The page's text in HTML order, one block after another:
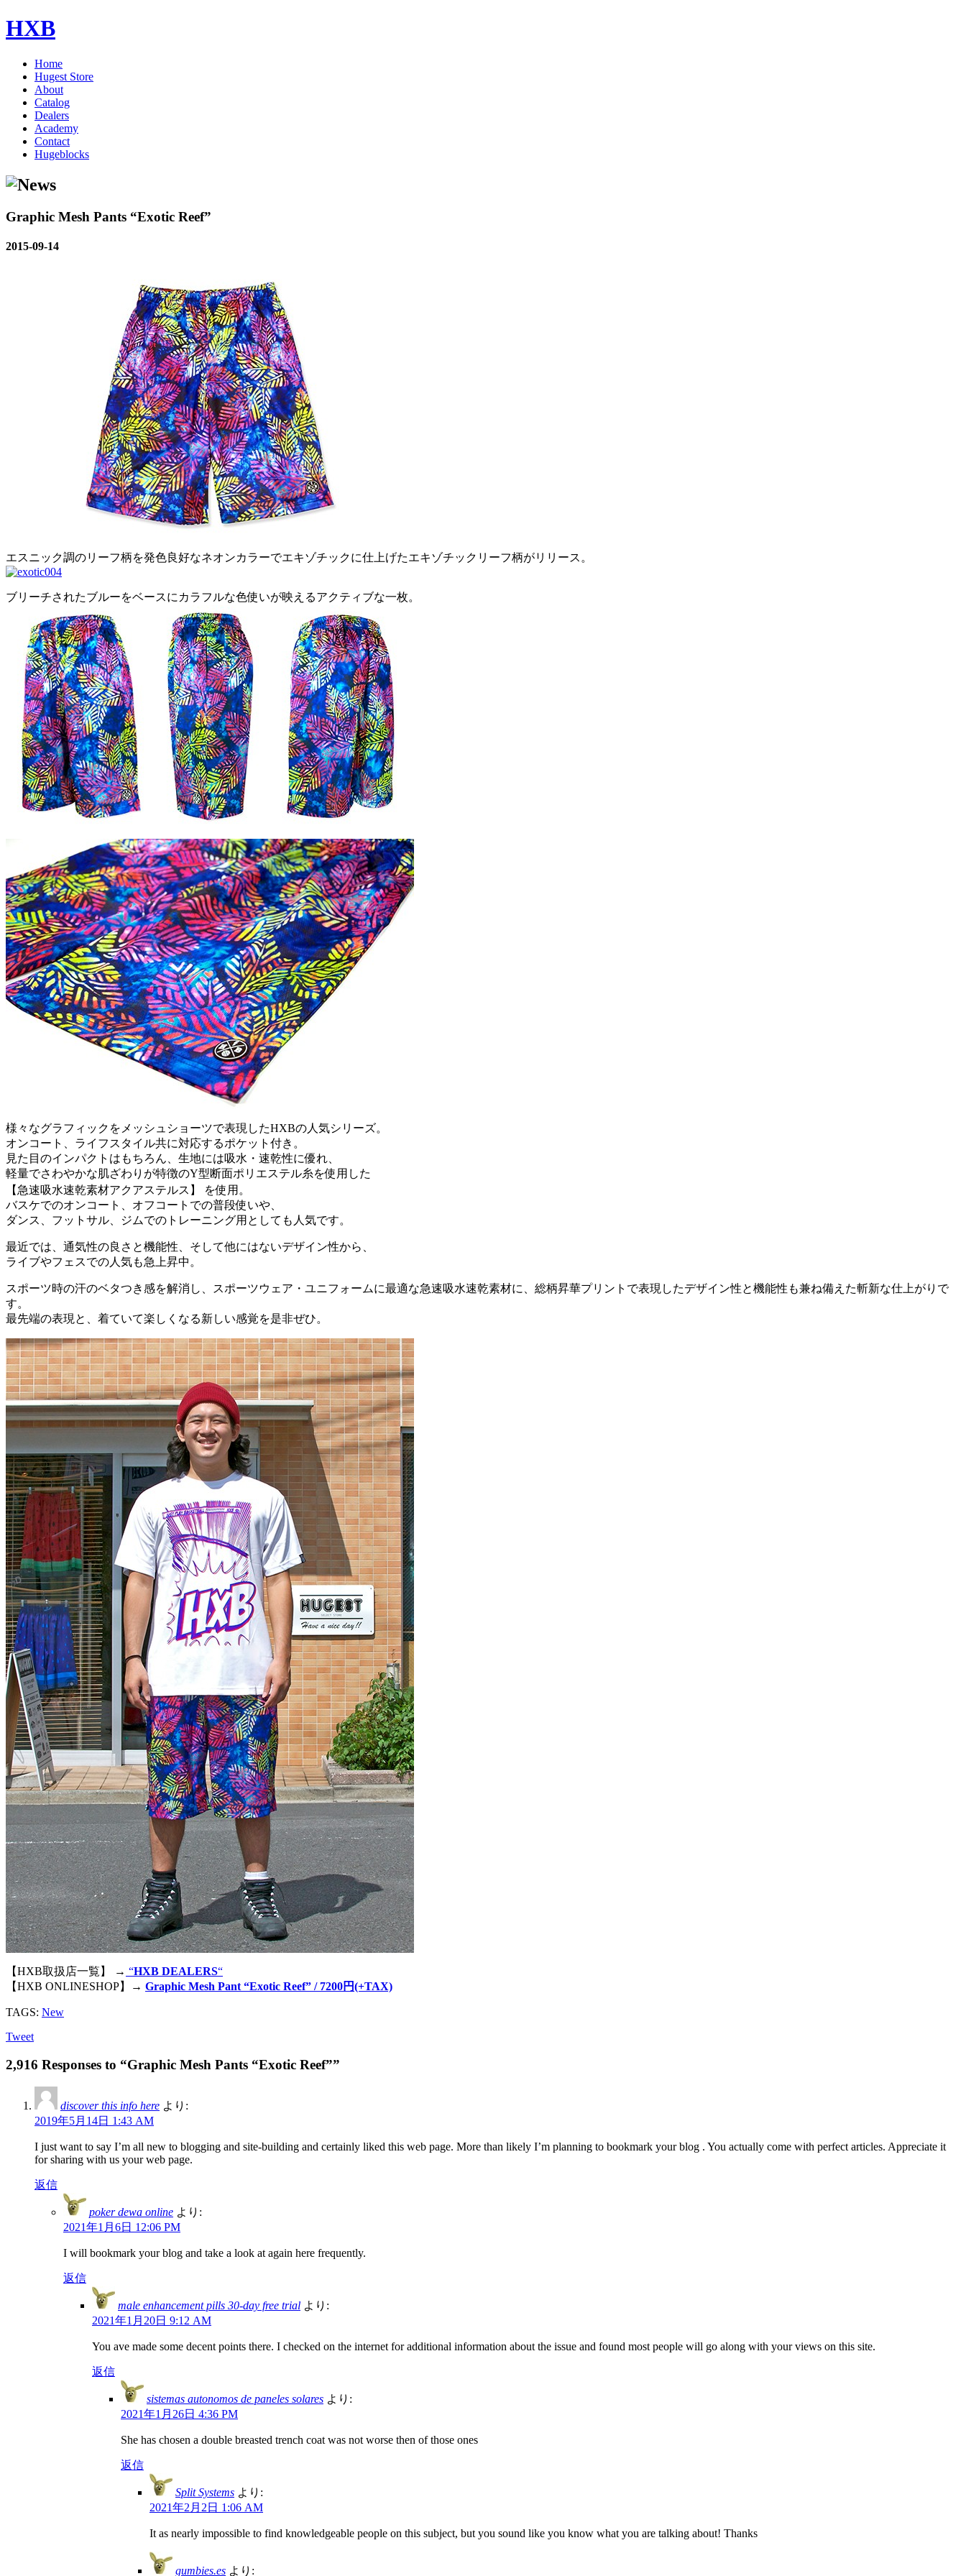
HXB
Home
Hugest Store
About
Catalog
Dealers
Academy
Contact
Hugeblocks
Graphic Mesh Pants “Exotic Reef”
2015-09-14
エスニック調のリーフ柄を発色良好なネオンカラーでエキゾチックに仕上げたエキゾチックリーフ柄がリリース。
ブリーチされたブルーをベースにカラフルな色使いが映えるアクティブな一枚。
様々なグラフィックをメッシュショーツで表現したHXBの人気シリーズ。
オンコート、ライフスタイル共に対応するポケット付き。
見た目のインパクトはもちろん、生地には吸水・速乾性に優れ、
軽量でさわやかな肌ざわりが特徴のY型断面ポリエステル糸を使用した
【急速吸水速乾素材アクアステルス】 を使用。
バスケでのオンコート、オフコートでの普段使いや、
ダンス、フットサル、ジムでのトレーニング用としても人気です。
最近では、通気性の良さと機能性、そして他にはないデザイン性から、
ライブやフェスでの人気も急上昇中。
スポーツ時の汗のベタつき感を解消し、スポーツウェア・ユニフォームに最適な急速吸水速乾素材に、総柄昇華プリントで表現したデザイン性と機能性も兼ね備えた斬新な仕上がりで
す。
最先端の表現と、着ていて楽しくなる新しい感覚を是非ぜひ。
【HXB取扱店一覧】 → “HXB DEALERS“
【HXB ONLINESHOP】→ Graphic Mesh Pant “Exotic Reef” / 7200円(+TAX)
TAGS: New
Tweet
2,916 Responses to “Graphic Mesh Pants “Exotic Reef””
discover this info here より:
2019年5月14日 1:43 AM
I just want to say I’m all new to blogging and site-building and certainly liked this web page. More than likely I’m planning to bookmark your blog . You actually come with perfect articles. Appreciate it
for sharing with us your web page.
返信
poker dewa online より:
2021年1月6日 12:06 PM
I will bookmark your blog and take a look at again here frequently.
返信
male enhancement pills 30-day free trial より:
2021年1月20日 9:12 AM
You ave made some decent points there. I checked on the internet for additional information about the issue and found most people will go along with your views on this site.
返信
sistemas autonomos de paneles solares より:
2021年1月26日 4:36 PM
She has chosen a double breasted trench coat was not worse then of those ones
返信
Split Systems より:
2021年2月2日 1:06 AM
It as nearly impossible to find knowledgeable people on this subject, but you sound like you know what you are talking about! Thanks
gumbies.es より: